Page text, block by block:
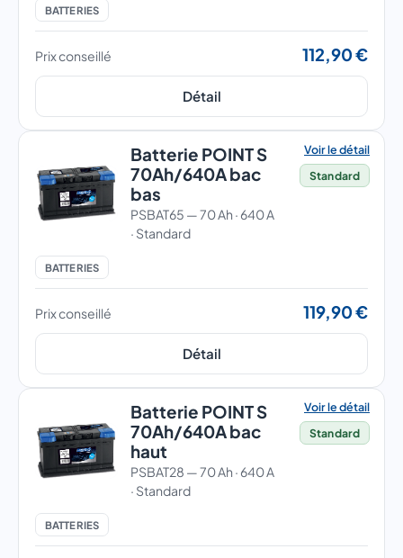
BATTERIES
Prix conseillé 112,90 €
Détail
Batterie POINT S
70Ah/640A bac
bas
Voir le détail
PSBAT65 — 70 Ah · 640 A
· Standard
BATTERIES
Standard
Prix conseillé 119,90 €
Détail
Batterie POINT S
70Ah/640A bac
haut
Voir le détail
PSBAT28 — 70 Ah · 640 A
· Standard
BATTERIES
Standard